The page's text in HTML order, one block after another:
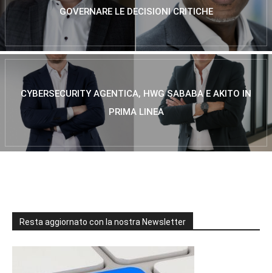
GOVERNARE LE DECISIONI CRITICHE
CYBERSECURITY AGENTICA, HWG SABABA E AKITO IN
PRIMA LINEA
Resta aggiornato con la nostra Newsletter